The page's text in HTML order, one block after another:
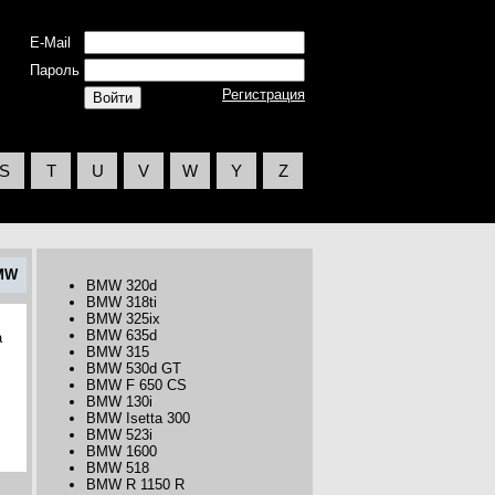
E-Mail
Пароль
Регистрация
S T U V W Y Z
BMW 320d
BMW 318ti
BMW 325ix
BMW 635d
BMW 315
BMW 530d GT
BMW F 650 CS
BMW 130i
BMW Isetta 300
BMW 523i
BMW 1600
BMW 518
BMW R 1150 R